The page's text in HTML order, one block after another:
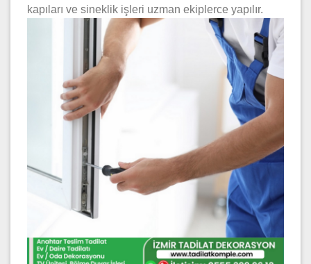
kapıları ve sineklik işleri uzman ekiplerce yapılır.